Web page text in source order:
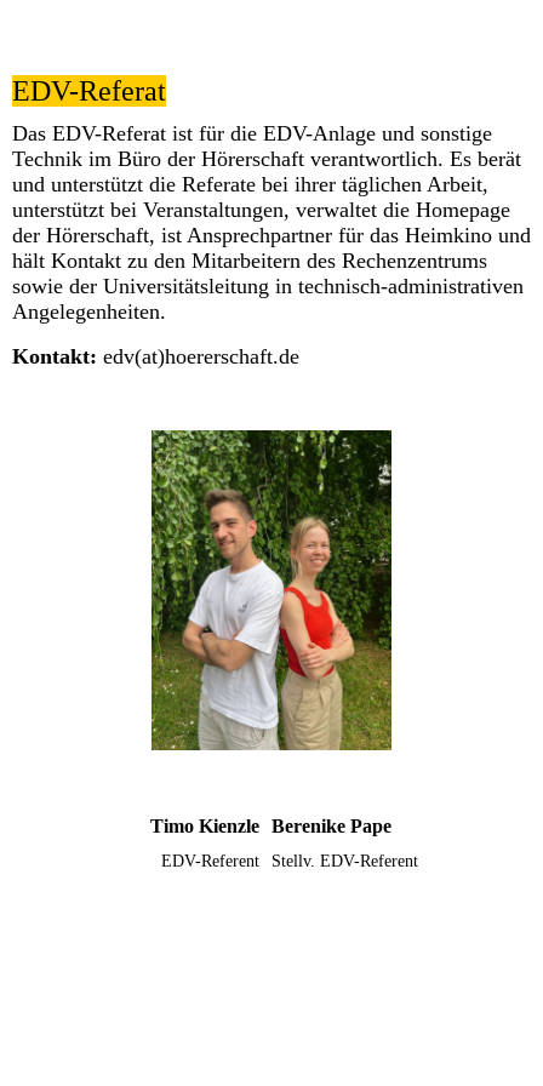
EDV-Referat
Das EDV-Referat ist für die EDV-Anlage und sonstige
Technik im Büro der Hörerschaft verantwortlich. Es berät
und unterstützt die Referate bei ihrer täglichen Arbeit,
unterstützt bei Veranstaltungen, verwaltet die Homepage
der Hörerschaft, ist Ansprechpartner für das Heimkino und
hält Kontakt zu den Mitarbeitern des Rechenzentrums
sowie der Universitätsleitung in technisch-administrativen
Angelegenheiten.
Kontakt: edv(at)hoererschaft.de
Timo Kienzle Berenike Pape
EDV-Referent Stellv. EDV-Referent